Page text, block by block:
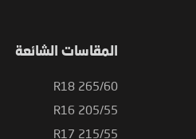
المقاسات الشائعة
265/60 R18
205/55 R16
215/55 R17